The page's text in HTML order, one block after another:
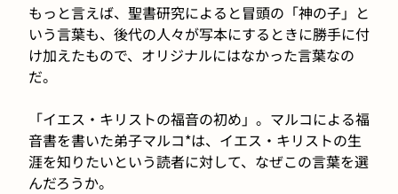
もっと言えば、聖書研究によると冒頭の「神の子」と
いう言葉も、後代の人々が写本にするときに勝手に付
け加えたもので、オリジナルにはなかった言葉なの
だ。
「イエス・キリストの福音の初め」。マルコによる福
音書を書いた弟子マルコ*は、イエス・キリストの生
涯を知りたいという読者に対して、なぜこの言葉を選
んだろうか。